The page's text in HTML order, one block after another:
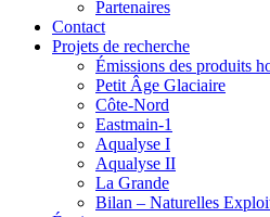
Partenaires
Contact
Projets de recherche
Émissions des produits
Petit Âge Glaciaire
Côte-Nord
Eastmain-1
Aqualyse I
Aqualyse II
La Grande
Bilan – Naturelles